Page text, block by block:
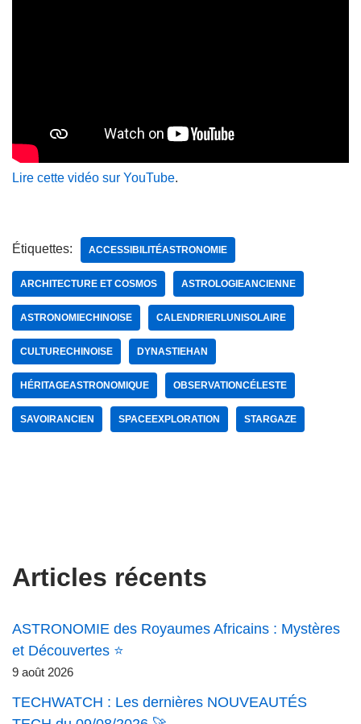
Lire cette vidéo sur YouTube.
Étiquettes: ACCESSIBILITÉASTRONOMIE
ARCHITECTURE ET COSMOS ASTROLOGIEANCIENNE
ASTRONOMIECHINOISE CALENDRIERLUNISOLAIRE
CULTURECHINOISE DYNASTIEHAN
HÉRITAGEASTRONOMIQUE OBSERVATIONCÉLESTE
SAVOIRANCIEN SPACEEXPLORATION STARGAZE
Articles récents
ASTRONOMIE des Royaumes Africains : Mystères
et Découvertes ⭐
9 août 2026
TECHWATCH : Les dernières NOUVEAUTÉS